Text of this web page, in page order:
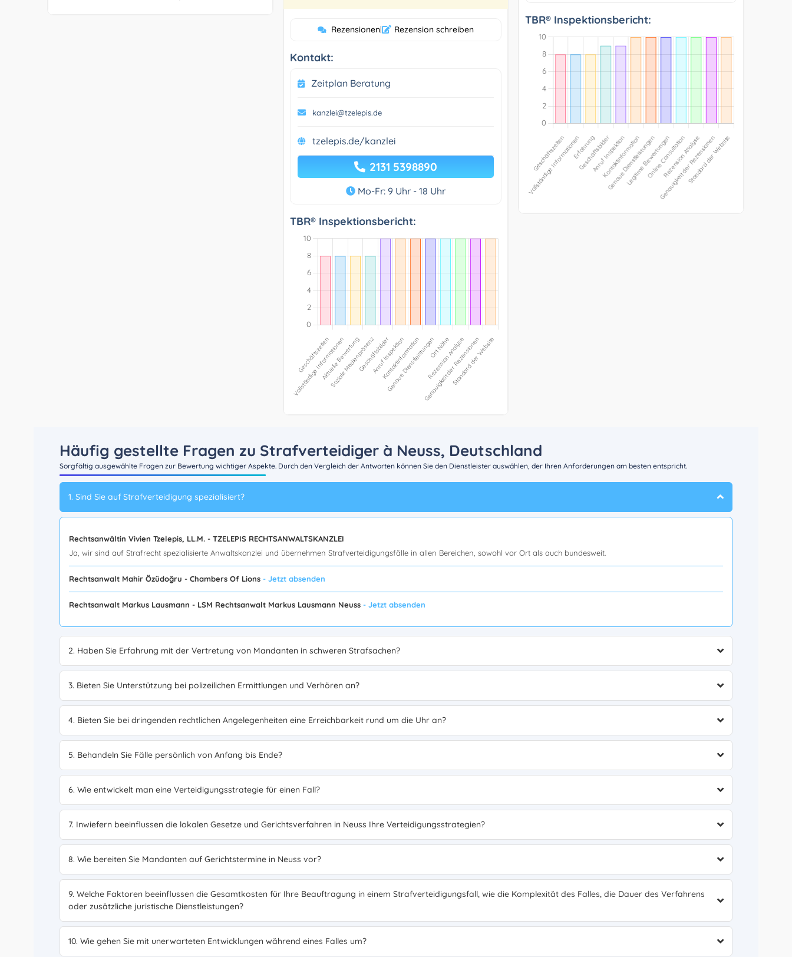
Rezensionen| Rezension schreiben
Kontakt:
Zeitplan Beratung
kanzlei@tzelepis.de
tzelepis.de/kanzlei
2131 5398890
Mo-Fr: 9 Uhr - 18 Uhr
TBR® Inspektionsbericht:
TBR® Inspektionsbericht:
Häufig gestellte Fragen zu Strafverteidiger à Neuss, Deutschland
Sorgfältig ausgewählte Fragen zur Bewertung wichtiger Aspekte. Durch den Vergleich der Antworten können Sie den Dienstleister auswählen, der Ihren Anforderungen am besten entspricht.
1. Sind Sie auf Strafverteidigung spezialisiert?
Rechtsanwältin Vivien Tzelepis, LL.M. - TZELEPIS RECHTSANWALTSKANZLEI
Ja, wir sind auf Strafrecht spezialisierte Anwaltskanzlei und übernehmen Strafverteidigungsfälle in allen Bereichen, sowohl vor Ort als auch bundesweit.
Rechtsanwalt Mahir Özüdoğru - Chambers Of Lions - Jetzt absenden
Rechtsanwalt Markus Lausmann - LSM Rechtsanwalt Markus Lausmann Neuss - Jetzt absenden
2. Haben Sie Erfahrung mit der Vertretung von Mandanten in schweren Strafsachen?
3. Bieten Sie Unterstützung bei polizeilichen Ermittlungen und Verhören an?
4. Bieten Sie bei dringenden rechtlichen Angelegenheiten eine Erreichbarkeit rund um die Uhr an?
5. Behandeln Sie Fälle persönlich von Anfang bis Ende?
6. Wie entwickelt man eine Verteidigungsstrategie für einen Fall?
7. Inwiefern beeinflussen die lokalen Gesetze und Gerichtsverfahren in Neuss Ihre Verteidigungsstrategien?
8. Wie bereiten Sie Mandanten auf Gerichtstermine in Neuss vor?
9. Welche Faktoren beeinflussen die Gesamtkosten für Ihre Beauftragung in einem Strafverteidigungsfall, wie die Komplexität des Falles, die Dauer des Verfahrens
oder zusätzliche juristische Dienstleistungen?
10. Wie gehen Sie mit unerwarteten Entwicklungen während eines Falles um?